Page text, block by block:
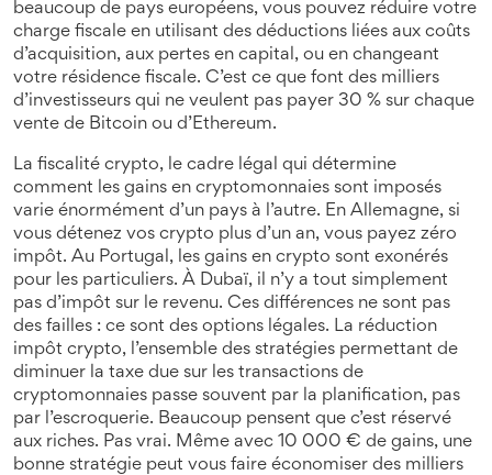
beaucoup de pays européens, vous pouvez réduire votre
charge fiscale en utilisant des déductions liées aux coûts
d’acquisition, aux pertes en capital, ou en changeant
votre résidence fiscale. C’est ce que font des milliers
d’investisseurs qui ne veulent pas payer 30 % sur chaque
vente de Bitcoin ou d’Ethereum.
La fiscalité crypto, le cadre légal qui détermine
comment les gains en cryptomonnaies sont imposés
varie énormément d’un pays à l’autre. En Allemagne, si
vous détenez vos crypto plus d’un an, vous payez zéro
impôt. Au Portugal, les gains en crypto sont exonérés
pour les particuliers. À Dubaï, il n’y a tout simplement
pas d’impôt sur le revenu. Ces différences ne sont pas
des failles : ce sont des options légales. La réduction
impôt crypto, l’ensemble des stratégies permettant de
diminuer la taxe due sur les transactions de
cryptomonnaies passe souvent par la planification, pas
par l’escroquerie. Beaucoup pensent que c’est réservé
aux riches. Pas vrai. Même avec 10 000 € de gains, une
bonne stratégie peut vous faire économiser des milliers